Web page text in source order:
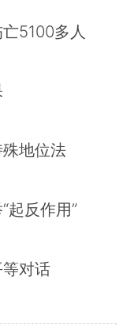
5100多人
地位法
起反作用”
对话